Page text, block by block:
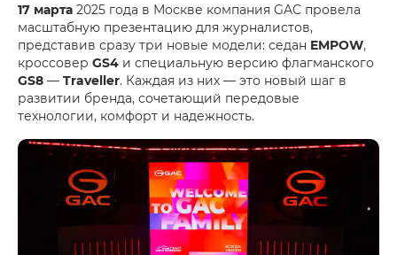
17 марта 2025 года в Москве компания GAC провела
масштабную презентацию для журналистов,
представив сразу три новые модели: седан EMPOW,
кроссовер GS4 и специальную версию флагманского
GS8 — Traveller. Каждая из них — это новый шаг в
развитии бренда, сочетающий передовые
технологии, комфорт и надежность.